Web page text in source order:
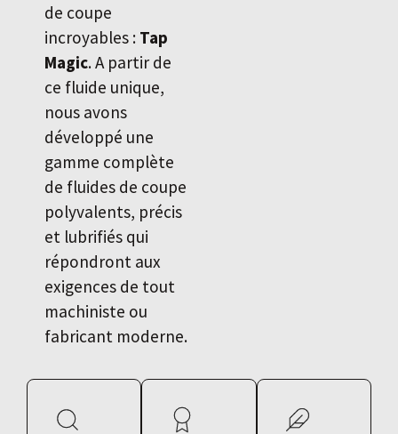
de coupe
incroyables : Tap
Magic. A partir de
ce fluide unique,
nous avons
développé une
gamme complète
de fluides de coupe
polyvalents, précis
et lubrifiés qui
répondront aux
exigences de tout
machiniste ou
fabricant moderne.